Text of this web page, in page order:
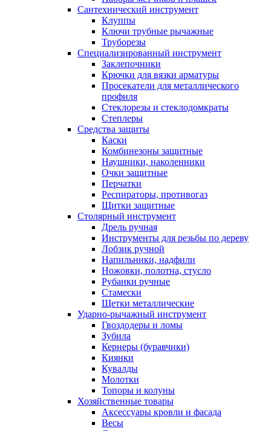
Сантехнический инструмент
Клуппы
Ключи трубные рычажные
Труборезы
Специализированный инструмент
Заклепочники
Крючки для вязки арматуры
Просекатели для металлического
профиля
Стеклорезы и стеклодомкраты
Степлеры
Средства защиты
Каски
Комбинезоны защитные
Наушники, наколенники
Очки защитные
Перчатки
Респираторы, противогаз
Щитки защитные
Столярный инструмент
Дрель ручная
Инструменты для резьбы по дереву
Лобзик ручной
Напильники, надфили
Ножовки, полотна, стусло
Рубанки ручные
Стамески
Щетки металлические
Ударно-рычажный инструмент
Гвоздодеры и ломы
Зубила
Кернеры (буравчики)
Киянки
Кувалды
Молотки
Топоры и колуны
Хозяйственные товары
Аксессуары кровли и фасада
Весы